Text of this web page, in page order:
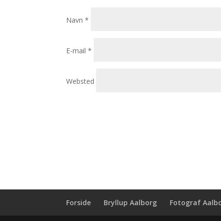
Navn*
E-mail*
Websted
Forside Bryllup Aalborg Fotograf